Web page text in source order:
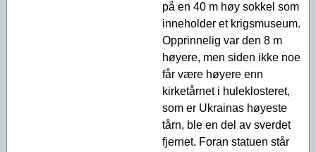
på en 40 m høy sokkel som
inneholder et krigsmuseum.
Opprinnelig var den 8 m
høyere, men siden ikke noe
får være høyere enn
kirketårnet i huleklosteret,
som er Ukrainas høyeste
tårn, ble en del av sverdet
fjernet. Foran statuen står